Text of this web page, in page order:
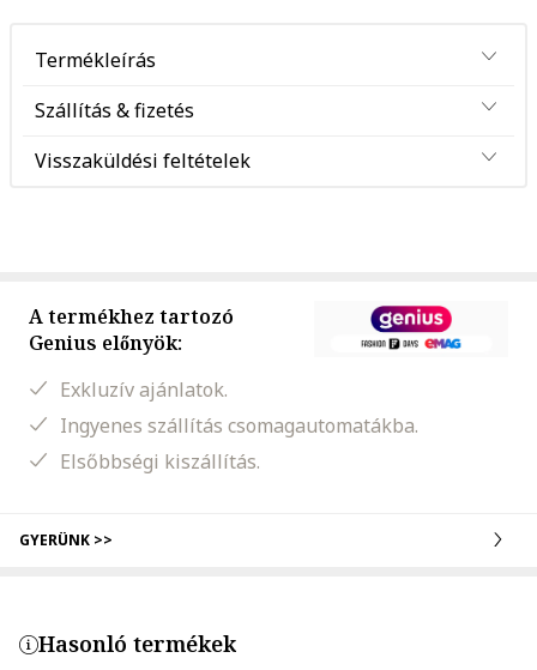
Termékleírás
Szállítás & fizetés
Visszaküldési feltételek
A termékhez tartozó
Genius előnyök:
Exkluzív ajánlatok.
Ingyenes szállítás csomagautomatákba.
Elsőbbségi kiszállítás.
GYERÜNK >>
Hasonló termékek